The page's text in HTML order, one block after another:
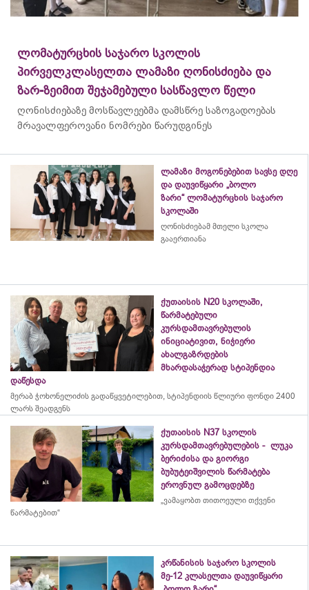
ლომატურცხის საჯარო სკოლის
პირველკლასელთა ლამაზი ღონისძიება და
ზარ-ზეიმით შეჯამებული სასწავლო წელი
ღონისძიებაზე მოსწავლეებმა დამსწრე საზოგადოებას
მრავალფეროვანი ნომრები წარუდგინეს
ლამაზი მოგონებებით სავსე დღე
და დაუვიწყარი „ბოლო
ზარი“ ლომატურცხის საჯარო
სკოლაში
ღონისძიებამ მთელი სკოლა
გააერთიანა
ქუთაისის N20 სკოლაში,
წარმატებული
კურსდამთავრებულის
ინიციატივით, ნიჭიერი
ახალგაზრდების
მხარდასაჭერად სტიპენდია
დაწესდა
მერაბ ჭოხონელიძის გადაწყვეტილებით, სტიპენდიის წლიური ფონდი 2400
ლარს შეადგენს
ქუთაისის N37 სკოლის
კურსდამთავრებულების - ლუკა
ბერიძისა და გიორგი
ბუბუტეიშვილის წარმატება
ეროვნულ გამოცდებზე
„ვამაყობთ თითოეული თქვენი
წარმატებით“
კრწანისის საჯარო სკოლის
მე-12 კლასელთა დაუვიწყარი